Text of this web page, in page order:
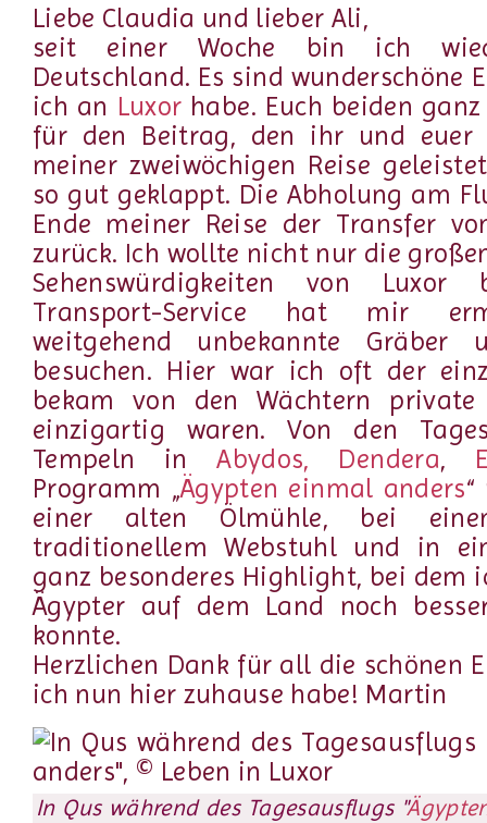
Liebe Claudia und lieber Ali,
seit einer Woche bin ich
Deutschland. Es sind wunderschöne
ich an Luxor habe. Euch beiden
für den Beitrag, den ihr und euer
meiner zweiwöchigen Reise
so gut geklappt. Die Abholung am
Ende meiner Reise der Transfer
zurück. Ich wollte nicht nur die
Sehenswürdigkeiten von Luxor
Transport-Service hat mir
weitgehend unbekannte Gräber
besuchen. Hier war ich oft der
bekam von den Wächtern private
einzigartig waren. Von den
Tempeln inAbydos, Dendera,
Programm „Ägypten einmal anders
einer alten Ölmühle, bei
traditionellem Webstuhl und in
ganz besonderes Highlight, bei dem
Ägypter auf dem Land noch
konnte.
Herzlichen Dank für all die schönen
ich nun hier zuhause habe! Martin
In Qus während des Tagesausflugs "